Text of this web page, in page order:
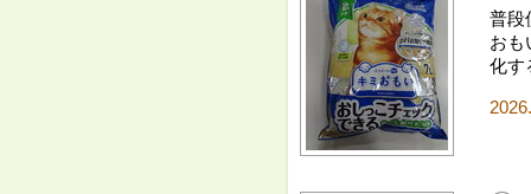
普段
おも
化す